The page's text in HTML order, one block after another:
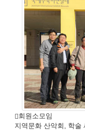
회원소모임
지역문화 산악회, 학술